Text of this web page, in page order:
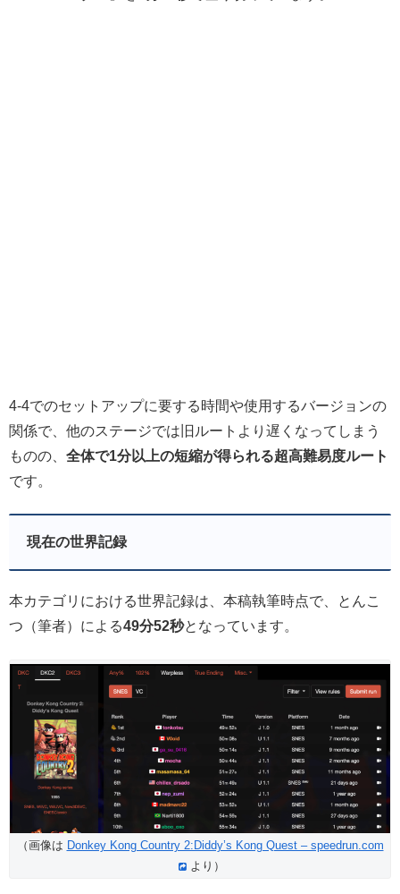
4-4でのセットアップに要する時間や使用するバージョンの
関係で、他のステージでは旧ルートより遅くなってしまう
ものの、 全体で1分以上の短縮が得られる超高難易度ルート
です。
現在の世界記録
本カテゴリにおける世界記録は、本稿執筆時点で、とんこ
つ（筆者）による49分52秒となっています。
（画像は Donkey Kong Country 2:Diddy’s Kong Quest – speedrun.com
より）